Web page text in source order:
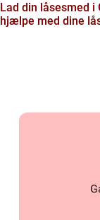
Lad din låsesmed i
hjælpe med dine